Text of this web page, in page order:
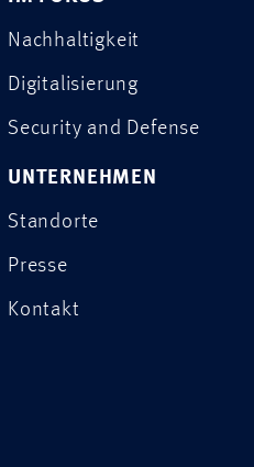
Nachhaltigkeit
Digitalisierung
Security and Defense
UNTERNEHMEN
Standorte
Presse
Kontakt